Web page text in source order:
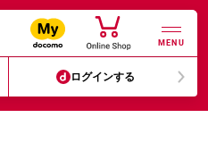
MENU
ログインする